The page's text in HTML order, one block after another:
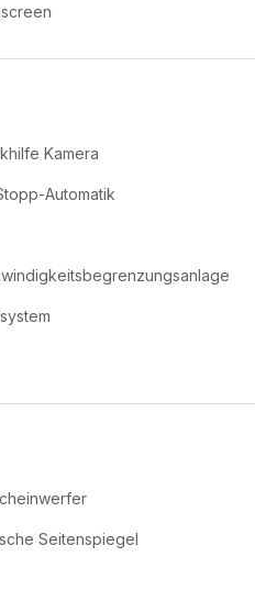
Kamera
Automatik
Seitenspiegel